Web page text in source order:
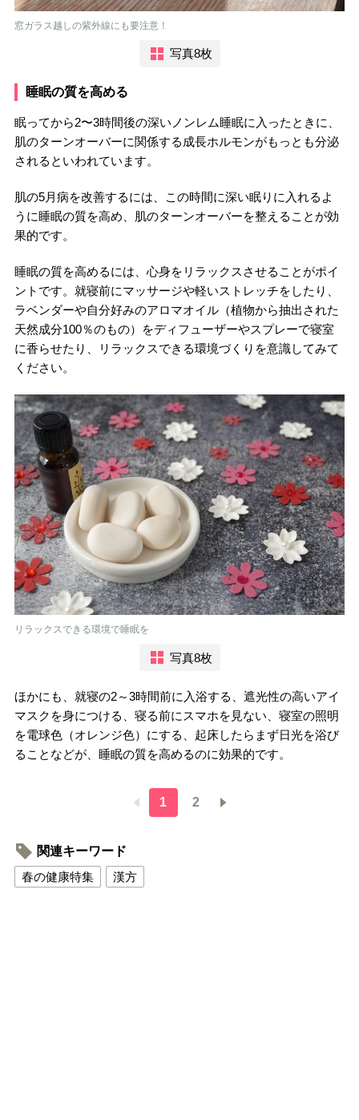
窓ガラス越しの紫外線にも要注意！
写真8枚
睡眠の質を高める
眠ってから2〜3時間後の深いノンレム睡眠に入ったときに、
肌のターンオーバーに関係する成長ホルモンがもっとも分泌
されるといわれています。
肌の5月病を改善するには、この時間に深い眠りに入れるよ
うに睡眠の質を高め、肌のターンオーバーを整えることが効
果的です。
睡眠の質を高めるには、心身をリラックスさせることがポイ
ントです。就寝前にマッサージや軽いストレッチをしたり、
ラベンダーや自分好みのアロマオイル（植物から抽出された
天然成分100％のもの）をディフューザーやスプレーで寝室
に香らせたり、リラックスできる環境づくりを意識してみて
ください。
リラックスできる環境で睡眠を
写真8枚
ほかにも、就寝の2～3時間前に入浴する、遮光性の高いアイ
マスクを身につける、寝る前にスマホを見ない、寝室の照明
を電球色（オレンジ色）にする、起床したらまず日光を浴び
ることなどが、睡眠の質を高めるのに効果的です。
1 2
関連キーワード
春の健康特集
漢方